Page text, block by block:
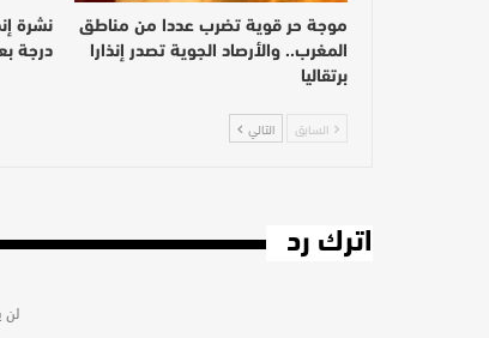
موجة حر قوية تضرب عددا من مناطق
المغرب.. والأرصاد الجوية تصدر إنذارا
برتقاليا
درجة
السابق التالي
اترك رد
لن